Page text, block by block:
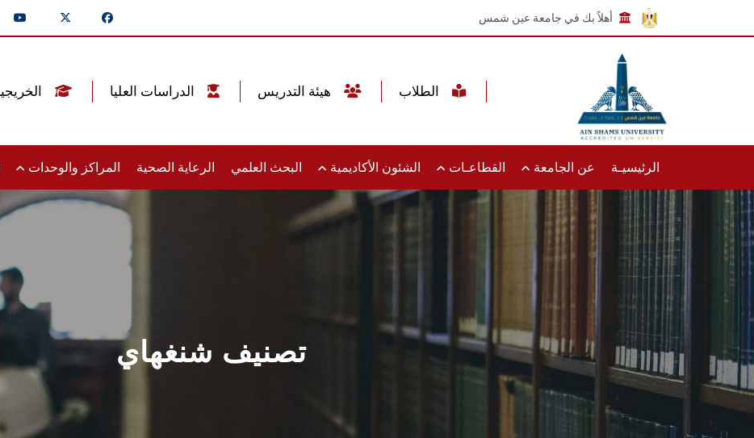
أهلاً بك في جامعة عين شمس
الرئيسيـة عن الجامعة القطاعـات الشئون الأكاديمية البحث العلمي الرعاية الصحية المراكز والوحدات
تصنيف شنغهاي